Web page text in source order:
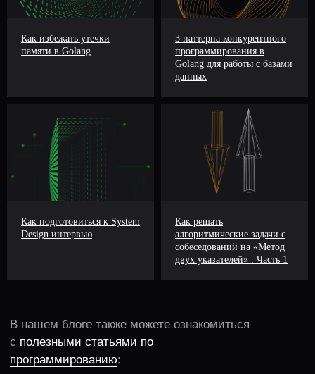
Как избежать утечки
памяти в Golang
3 паттерна конкурентного
программирования в
Golang для работы с базами
данных
Как подготовиться к System
Design интервью
Как решать
алгоритмические задачи с
собеседований на «Метод
двух указателей» . Часть 1